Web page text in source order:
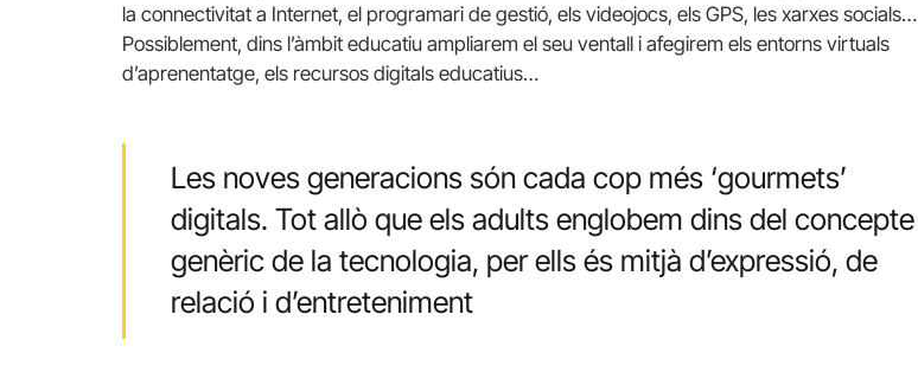
la connectivitat a Internet, el programari de gestió, els videojocs, els GPS, les xarxes socials…
Possiblement, dins l’àmbit educatiu ampliarem el seu ventall i afegirem els entorns virtuals
d’aprenentatge, els recursos digitals educatius…
Les noves generacions són cada cop més ‘gourmets’
digitals. Tot allò que els adults englobem dins del concepte
genèric de la tecnologia, per ells és mitjà d’expressió, de
relació i d’entreteniment